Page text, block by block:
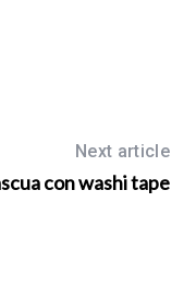
Next article
con washi tape